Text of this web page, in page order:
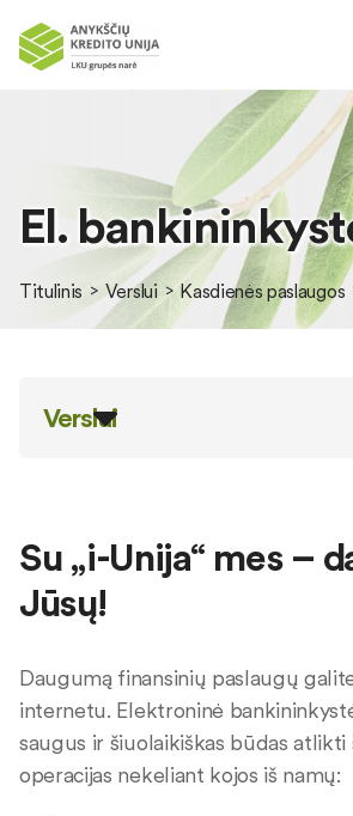
El.
Titulinis Verslui Kasdienės paslaugos
Verslui
Su „i-Unija“ mes –
Jūsų!
Daugumą finansinių paslaugų
internetu. Elektroninė
saugus ir šiuolaikiškas būdas atlikti
operacijas nekeliant kojos iš namų: